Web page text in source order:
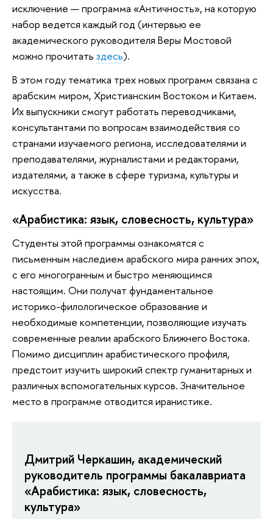
исключение — программа «Античность», на которую
набор ведется каждый год (интервью ее
академического руководителя Веры Мостовой
можно прочитать здесь).
В этом году тематика трех новых программ связана с
арабским миром, Христианским Востоком и Китаем.
Их выпускники смогут работать переводчиками,
консультантами по вопросам взаимодействия со
странами изучаемого региона, исследователями и
преподавателями, журналистами и редакторами,
издателями, а также в сфере туризма, культуры и
искусства.
«Арабистика: язык, словесность, культура»
Студенты этой программы ознакомятся с
письменным наследием арабского мира ранних эпох,
с его многогранным и быстро меняющимся
настоящим. Они получат фундаментальное
историко-филологическое образование и
необходимые компетенции, позволяющие изучать
современные реалии арабского Ближнего Востока.
Помимо дисциплин арабистического профиля,
предстоит изучить широкий спектр гуманитарных и
различных вспомогательных курсов. Значительное
место в программе отводится иранистике.
Дмитрий Черкашин, академический
руководитель программы бакалавриата
«Арабистика: язык, словесность,
культура»